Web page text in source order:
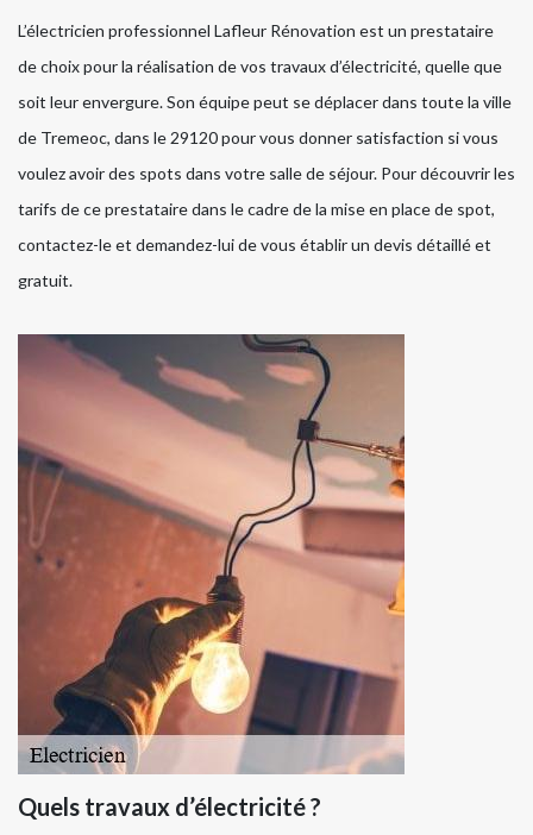
L’électricien professionnel Lafleur Rénovation est un prestataire
de choix pour la réalisation de vos travaux d’électricité, quelle que
soit leur envergure. Son équipe peut se déplacer dans toute la ville
de Tremeoc, dans le 29120 pour vous donner satisfaction si vous
voulez avoir des spots dans votre salle de séjour. Pour découvrir les
tarifs de ce prestataire dans le cadre de la mise en place de spot,
contactez-le et demandez-lui de vous établir un devis détaillé et
gratuit.
Quels travaux d’électricité ?